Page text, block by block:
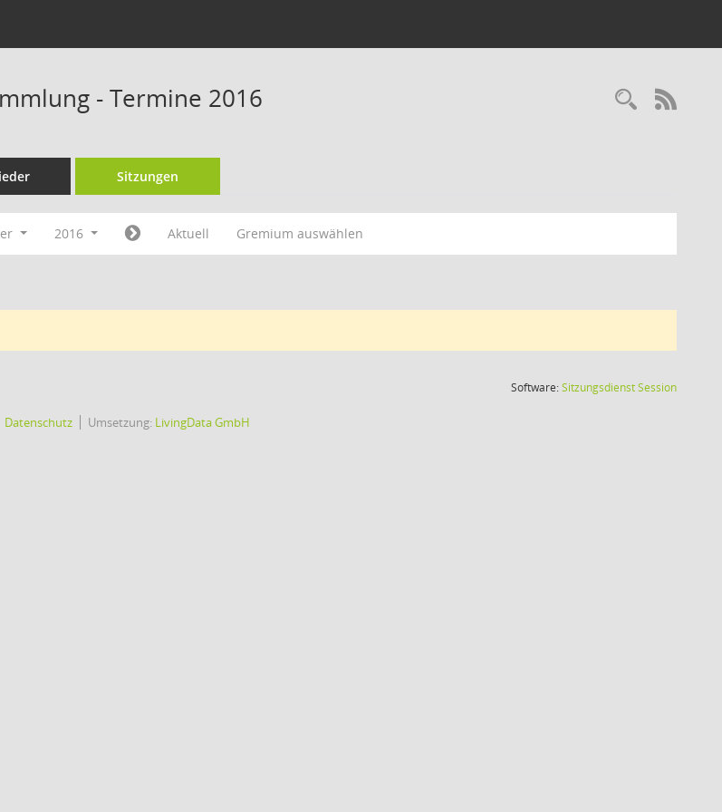
- Termine 2016
Sitzungen
2016 Aktuell Gremium auswählen
Software:SitzungsdienstSession(Wird in
Datenschutz Umsetzung: LivingData GmbH